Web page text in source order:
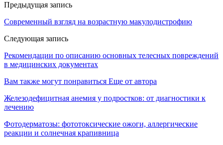
Предыдущая запись
Современный взгляд на возрастную макулодистрофию
Следующая запись
Рекомендации по описанию основных телесных повреждений
в медицинских документах
Вам также могут понравиться Еще от автора
Железодефицитная анемия у подростков: от диагностики к
лечению
Фотодерматозы: фототоксические ожоги, аллергические
реакции и солнечная крапивница